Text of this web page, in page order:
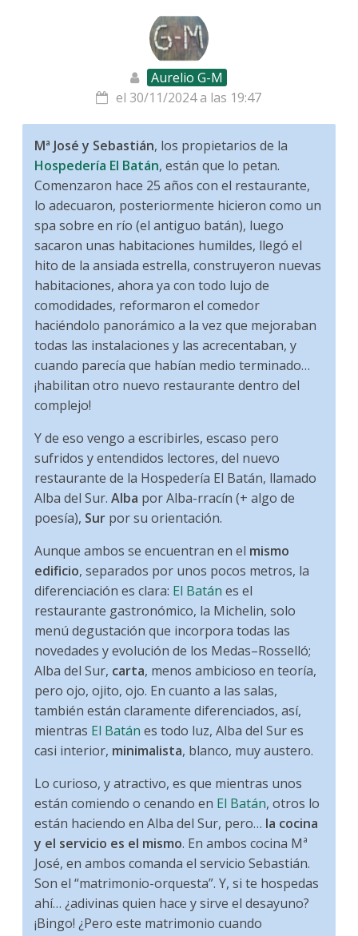
Aurelio G-M
el 30/11/2024 a las 19:47
Mª José y Sebastián, los propietarios de la
Hospedería El Batán, están que lo petan.
Comenzaron hace 25 años con el restaurante,
lo adecuaron, posteriormente hicieron como un
spa sobre en río (el antiguo batán), luego
sacaron unas habitaciones humildes, llegó el
hito de la ansiada estrella, construyeron nuevas
habitaciones, ahora ya con todo lujo de
comodidades, reformaron el comedor
haciéndolo panorámico a la vez que mejoraban
todas las instalaciones y las acrecentaban, y
cuando parecía que habían medio terminado…
¡habilitan otro nuevo restaurante dentro del
complejo!
Y de eso vengo a escribirles, escaso pero
sufridos y entendidos lectores, del nuevo
restaurante de la Hospedería El Batán, llamado
Alba del Sur.Alba por Alba-rracín (+ algo de
poesía), Sur por su orientación.
Aunque ambos se encuentran en el mismo
edificio, separados por unos pocos metros, la
diferenciación es clara: El Batán es el
restaurante gastronómico, la Michelin, solo
menú degustación que incorpora todas las
novedades y evolución de los Medas–Rosselló;
Alba del Sur, carta, menos ambicioso en teoría,
pero ojo, ojito, ojo. En cuanto a las salas,
también están claramente diferenciados, así,
mientras El Batán es todo luz, Alba del Sur es
casi interior, minimalista, blanco, muy austero.
Lo curioso, y atractivo, es que mientras unos
están comiendo o cenando en El Batán, otros lo
están haciendo en Alba del Sur, pero… la cocina
y el servicio es el mismo. En ambos cocina Mª
José, en ambos comanda el servicio Sebastián.
Son el “matrimonio-orquesta”. Y, si te hospedas
ahí… ¿adivinas quien hace y sirve el desayuno?
¡Bingo! ¿Pero este matrimonio cuando